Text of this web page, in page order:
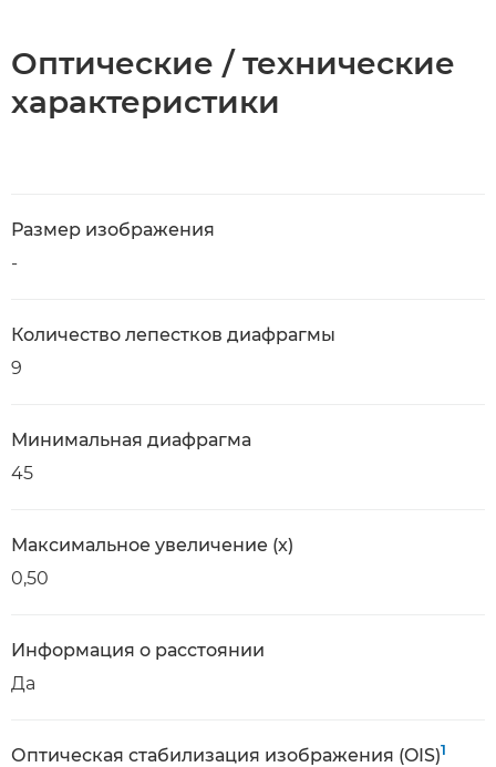
Оптические / технические
характеристики
Размер изображения
-
Количество лепестков диафрагмы
9
Минимальная диафрагма
45
Максимальное увеличение (x)
0,50
Информация о расстоянии
Да
Оптическая стабилизация изображения (OIS)1